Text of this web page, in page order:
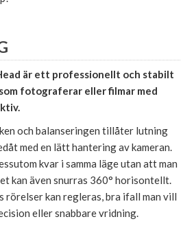
är ett professionellt och stabilt
fotograferar eller filmar med
och balanseringen tillåter lutning
med en lätt hantering av kameran.
kvar i samma läge utan att man
kan även snurras 360° horisontellt.
rörelser kan regleras, bra ifall man vill
eller snabbare vridning.